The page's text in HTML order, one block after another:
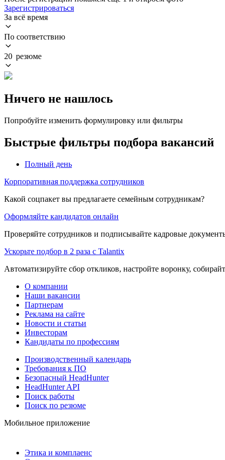
Зарегистрироваться
За всё время
По соответствию
20 резюме
Ничего не нашлось
Попробуйте изменить формулировку или фильтры
Быстрые фильтры подбора вакансий
Полный день
Корпоративная поддержка сотрудников
Какой соцпакет вы предлагаете семейным сотрудникам?
Оформляйте кандидатов онлайн
Проверяйте сотрудников и подписывайте кадровые
Ускорьте подбор в 2 раза с Talantix
Автоматизируйте сбор откликов, настройте воронку,
О компании
Наши вакансии
Партнерам
Реклама на сайте
Новости и статьи
Инвесторам
Кандидаты по профессиям
Производственный календарь
Требования к ПО
Безопасный HeadHunter
HeadHunter API
Поиск работы
Поиск по резюме
Мобильное приложение
Этика и комплаенс